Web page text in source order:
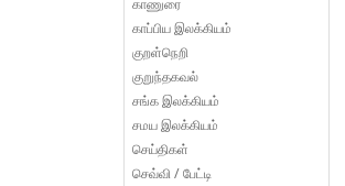
காப்பிய இலக்கியம்
குறள்நெறி
குறுந்தகவல்
சங்க இலக்கியம்
சமய இலக்கியம்
செய்திகள்
செவ்வி / பேட்டி